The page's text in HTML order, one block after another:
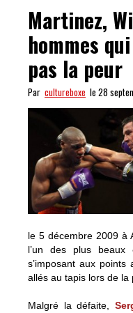
Martinez,
hommes
pas la peur
Par cultureboxe le 28
le 5 décembre 2009 à
l’un des plus beaux
s’imposant aux
allés au tapis lors de la
Malgré la défaite,